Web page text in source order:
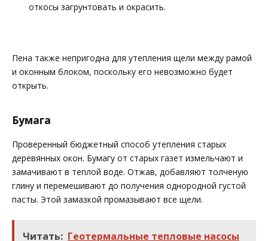
откосы загрунтовать и окрасить.
Пена также непригодна для утепления щели между рамой
и оконным блоком, поскольку его невозможно будет
открыть.
Бумага
Проверенный бюджетный способ утепления старых
деревянных окон. Бумагу от старых газет измельчают и
замачивают в теплой воде. Отжав, добавляют толченую
глину и перемешивают до получения однородной густой
пасты. Этой замазкой промазывают все щели.
Читать: Геотермальные тепловые насосы